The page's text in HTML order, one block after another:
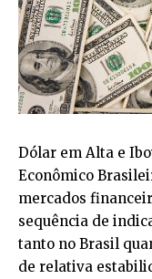
Dólar em Alta e
Econômico
mercados
sequência de
tanto no Brasil
de relativa